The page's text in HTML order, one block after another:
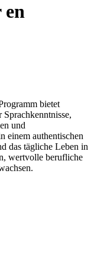
en
bietet
und
einem authentischen
das tägliche Leben in
wertvolle berufliche